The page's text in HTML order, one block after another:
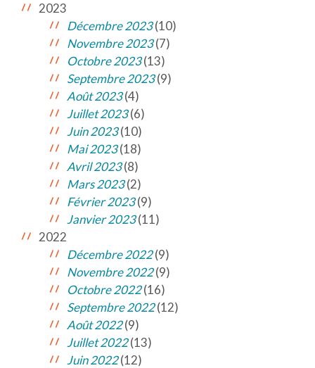
2023
Décembre 2023(10)
Novembre 2023(7)
Octobre 2023(13)
Septembre 2023(9)
Août 2023(4)
Juillet 2023(6)
Juin 2023(10)
Mai 2023(18)
Avril 2023(8)
Mars 2023(2)
Février 2023(9)
Janvier 2023(11)
2022
Décembre 2022(9)
Novembre 2022(9)
Octobre 2022(16)
Septembre 2022(12)
Août 2022(9)
Juillet 2022(13)
Juin 2022(12)